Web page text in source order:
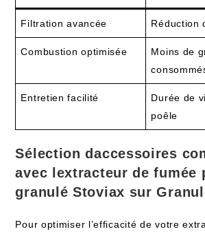
Filtration avancée Réduction
Combustion optimisée
Moins de
Entretien facilité
Durée de
poêle
Sélection daccessoires
avec lextracteur de fumée
granulé Stoviax sur
Pour optimiser l’efficacité de votre